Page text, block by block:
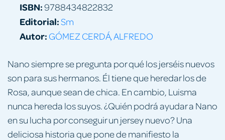
Nano siempre se pregunta por qué los jerséis nuevos
son para sus hermanos. Él tiene que heredar los de
Rosa, aunque sean de chica. En cambio, Luisma
nunca hereda los suyos. ¿Quién podrá ayudar a Nano
en su lucha por conseguir un jersey nuevo? Una
deliciosa historia que pone de manifiesto la
ISBN:9788434822832
Editorial:Sm
Autor: GÓMEZ CERDÁ, ALFREDO